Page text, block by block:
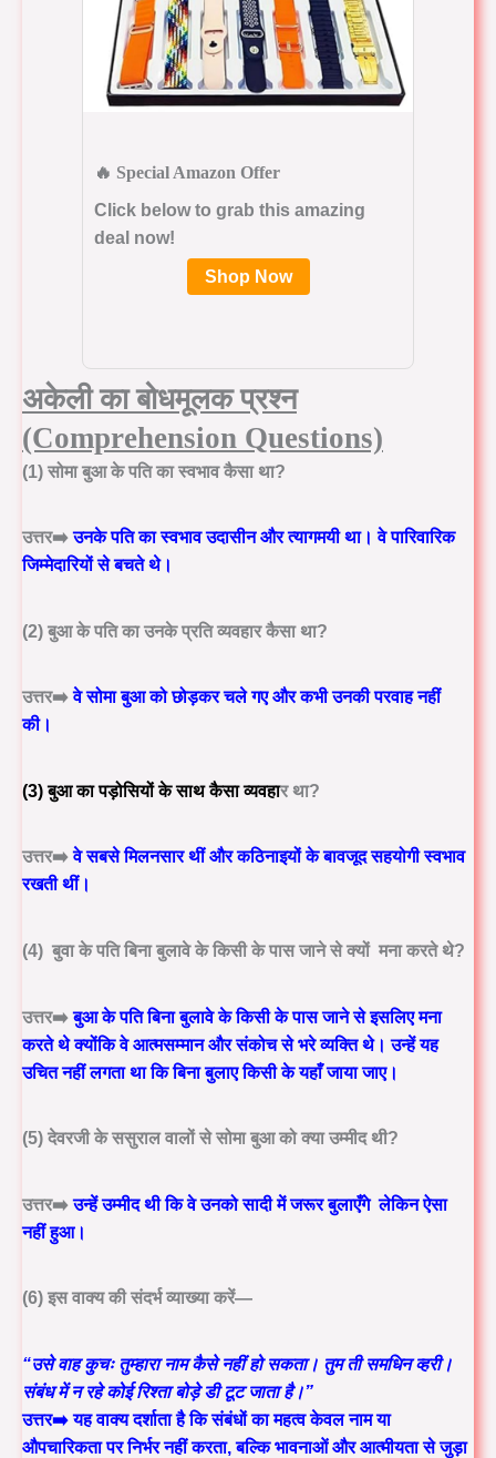
🔥 Special Amazon Offer
Click below to grab this amazing
deal now!
Shop Now
अकेली काबोधमूलक प्रश्न
(Comprehension Questions)
(1) सोमा बुआ के पति का स्वभाव कैसा था?
उत्तर➡️उनके पति का स्वभावउदासीन और त्यागमयीथा। वे पारिवारिक
जिम्मेदारियों से बचते थे।
(2) बुआ के पति का उनके प्रति व्यवहार कैसा था?
उत्तर➡️वे सोमा बुआ कोछोड़कर चले गएऔर कभी उनकी परवाह नहीं
की।
(3) बुआ का पड़ोसियों के साथ कैसा व्यवहार था?
उत्तर➡️वेसबसे मिलनसारथीं और कठिनाइयों के बावजूदसहयोगी स्वभाव
रखती थीं।
(4) बुवा के पति बिना बुलावे के किसी के पास जाने से क्यों मना करते थे?
उत्तर➡️बुआ के पति बिना बुलावे के किसी के पास जाने से इसलिए मना
करते थे क्योंकि वे आत्मसम्मान और संकोच से भरे व्यक्ति थे। उन्हें यह
उचित नहीं लगता था कि बिना बुलाए किसी के यहाँ जाया जाए।
(5) देवरजी के ससुराल वालों से सोमा बुआ को क्या उम्मीद थी?
उत्तर➡️उन्हें उम्मीद थी किवे उनको सादी में जरूर बुलाएँगे लेकिन ऐसा
नहीं हुआ।
(6) इस वाक्य की संदर्भ व्याख्या करें—
“उसे वाह कुचः तुम्हारा नाम कैसे नहीं हो सकता। तुम ती समधिन व्हरी।
संबंध में न रहे कोई रिश्ता बोड़े डी टूट जाता है।”
उत्तर➡️ यह वाक्य दर्शाता है किसंबंधों का महत्व केवल नाम या
औपचारिकता पर निर्भर नहीं करता, बल्कि भावनाओं और आत्मीयता से जुड़ा